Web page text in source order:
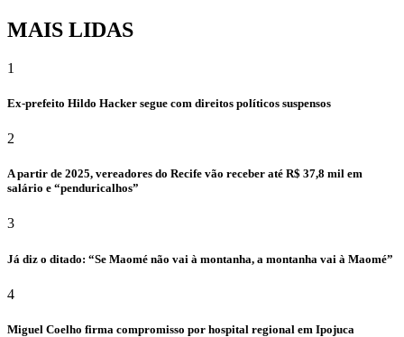
MAIS LIDAS
1
Ex-prefeito Hildo Hacker segue com direitos políticos suspensos
2
A partir de 2025, vereadores do Recife vão receber até R$ 37,8 mil em
salário e “penduricalhos”
3
Já diz o ditado: “Se Maomé não vai à montanha, a montanha vai à Maomé”
4
Miguel Coelho firma compromisso por hospital regional em Ipojuca